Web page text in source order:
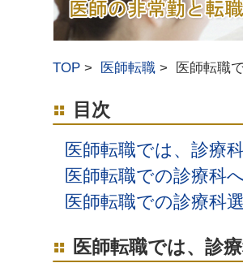
TOP 医師転職 医師転職
目次
医師転職では、診療
医師転職での診療科
医師転職での診療科
医師転職では、診